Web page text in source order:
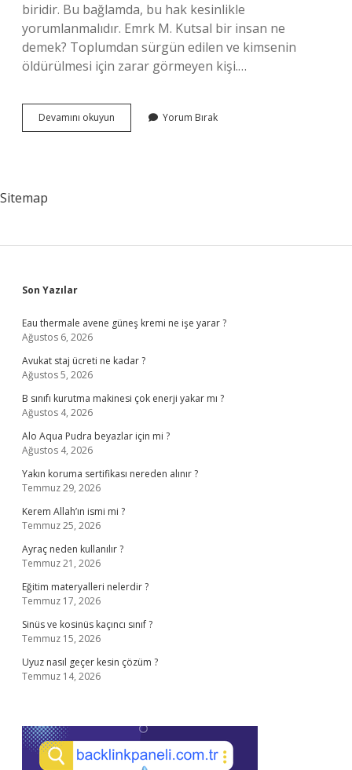
biridir. Bu bağlamda, bu hak kesinlikle
yorumlanmalıdır. Emrk M. Kutsal bir insan ne
demek? Toplumdan sürgün edilen ve kimsenin
öldürülmesi için zarar görmeyen kişi.…
Devamını okuyun
Kutsal
Yorum Bırak
Sitemap
Sidebar
Son Yazılar
Eau thermale avene güneş kremi ne işe yarar ?
Ağustos 6, 2026
Avukat staj ücreti ne kadar ?
Ağustos 5, 2026
B sınıfı kurutma makinesi çok enerji yakar mı ?
Ağustos 4, 2026
Alo Aqua Pudra beyazlar için mi ?
Ağustos 4, 2026
Yakın koruma sertifikası nereden alınır ?
Temmuz 29, 2026
Kerem Allah’ın ismi mi ?
Temmuz 25, 2026
Ayraç neden kullanılır ?
Temmuz 21, 2026
Eğitim materyalleri nelerdir ?
Temmuz 17, 2026
Sinüs ve kosinüs kaçıncı sınıf ?
Temmuz 15, 2026
Uyuz nasıl geçer kesin çözüm ?
Temmuz 14, 2026